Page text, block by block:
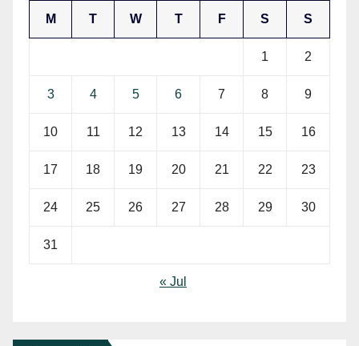
M T W T F S S
1 2
3 4 5 6 7 8 9
10 11 12 13 14 15 16
17 18 19 20 21 22 23
24 25 26 27 28 29 30
31
« Jul